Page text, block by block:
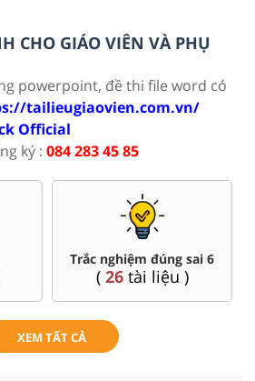
CHO GIÁO VIÊN VÀ PHỤ
powerpoint, đề thi file word có
tailieugiaovien.com.vn/
Official
ký : 084 283 45 85
Trắc nghiệm đúng sai 6
( 26tài liệu )
XEM TẤT CẢ